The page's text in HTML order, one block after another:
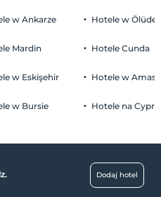
obiektem)
bezpłatne za pokój
w Ankarze
Mardin
w Eskişehir
w Bursie
Hotele w
Hotele Cunda
Hotele w
Hotele na
Dodaj hotel